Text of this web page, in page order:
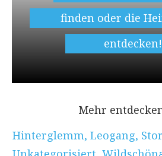
finden oder die
entdecken!
Mehr
Hinterglemm, Leogang,